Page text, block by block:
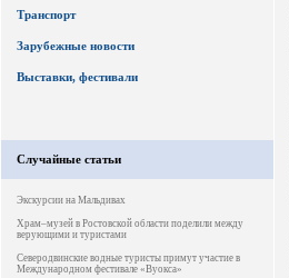
Транспорт
Зарубежные новости
Выставки, фестивали
Случайные статьи
Экскурсии на Мальдивах
Храм–музей в Ростовской области поделили между
верующими и туристами
Северодвинские водные туристы примут участие в
Международном фестивале «Вуокса»